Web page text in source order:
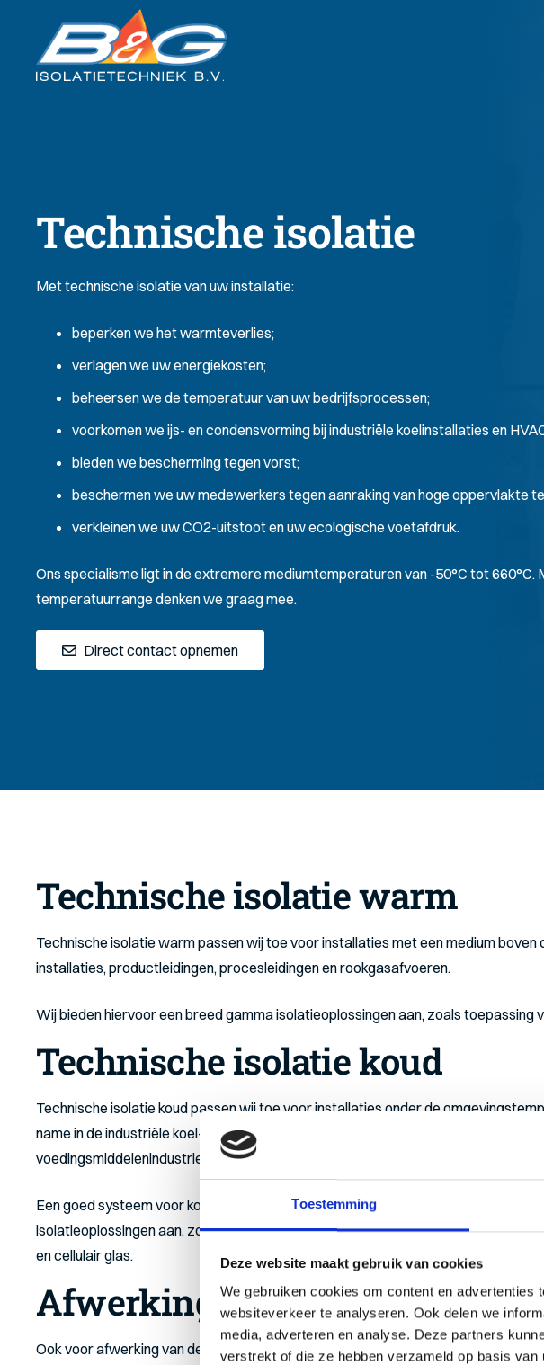
Toestemming
Deze website maakt gebruik van cookies
We gebruiken cookies om content en
websiteverkeer te analyseren. Ook delen we
media, adverteren en analyse. Deze partners
verstrekt of die ze hebben verzameld op basis
Technische isolatie
Met technische isolatie van uw installatie:
beperken we het warmteverlies;
verlagen we uw energiekosten;
beheersen we de temperatuur van uw bedrijfsprocessen;
voorkomen we ijs- en condensvorming bij industriële koelinstallaties en
bieden we bescherming tegen vorst;
beschermen we uw medewerkers tegen aanraking van hoge oppervlakte
verkleinen we uw CO2-uitstoot en uw ecologische voetafdruk.
Ons specialisme ligt in de extremere mediumtemperaturen van -50°C tot 660°C.
temperatuurrange denken we graag mee.
Direct contact opnemen
Technische isolatie warm
Technische isolatie warm passen wij toe voor installaties met een medium
installaties, productleidingen, procesleidingen en rookgasafvoeren.
Wij bieden hiervoor een breed gamma isolatieoplossingen aan, zoals
Technische isolatie koud
Technische isolatie koud passen wij toe voor installaties onder de
name in de industriële koel-/vriessystemen hebben wij onze sporen verdiend en
voedingsmiddelenindustrie.
Een goed systeem voor koude isolatie hangt niet alleen af van de isolatie, maar
isolatieoplossingen aan, zoals toepassing van PIR- en Phenolsystemen,
en cellulair glas.
Afwerking
Ook voor afwerking van de isolatie kunt u bij ons terecht, zoals aluminium of